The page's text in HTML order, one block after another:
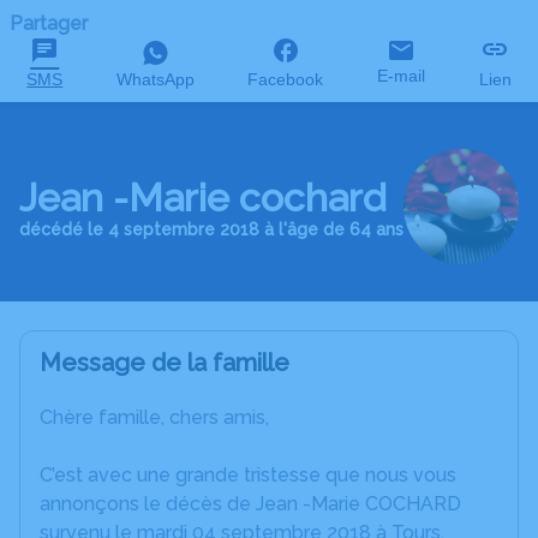
Partager
SMS WhatsApp Facebook E-mail Lien
Jean -Marie cochard
décédé le 4 septembre 2018 à l'âge de 64 ans
Message de la famille
Chère famille, chers amis,
C’est avec une grande tristesse que nous vous
annonçons le décès de Jean -Marie COCHARD
survenu le mardi 04 septembre 2018 à Tours.